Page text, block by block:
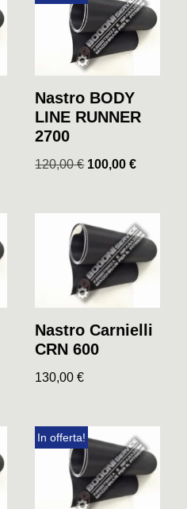
Nastro BODY
LINE RUNNER
2700
120,00€ 100,00€
Nastro Carnielli
CRN 600
130,00€
In offerta!